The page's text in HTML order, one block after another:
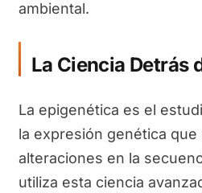
ambiental.
La Ciencia Detrás
La epigenética es el
la expresión genética que
alteraciones en la
utiliza esta ciencia